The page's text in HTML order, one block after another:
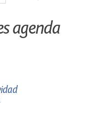
agenda